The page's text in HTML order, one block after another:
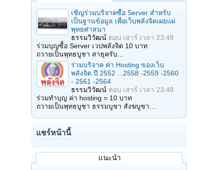
เชิญร่วมบริจาคซื้อ Server สำหรับ
เป็นฐานข้อมูล เพื่อเว็บพลังจิตเผยแผ่
พุทธศาสนา
ธรรมวิวัฒน์ ตอบ เสาร์ เวลา 23:48
ร่วมบุญซื้อ Server เวปพลังจิต 10 บาท
ถวายเป็นพุทธบูชา สาธุครับ…
ร่วมบริจาค ค่า Hosting ของเว็บ
พลังจิต ปี 2552 ...2558 -2559 -2560
- 2561 -2564
ธรรมวิวัฒน์ ตอบ เสาร์ เวลา 23:48
ร่วมทำบุญ ค่า hosting = 10 บาท
ถวายเป็นพุทธบูชา ธรรมบูชา สังฆบูชา…
แชร์หน้านี้
แนะนำ